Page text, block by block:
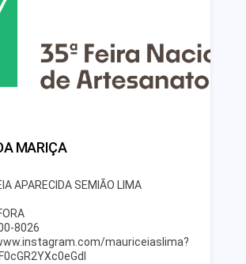
MARIÇA
APARECIDA SEMIÃO LIMA
8026
mauriceiaslima?